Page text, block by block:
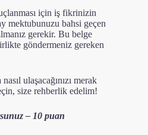
için iş fikrinizin
mektubunuzu bahsi geçen
gerekir. Bu belge
göndermeniz gereken
ulaşacağınızı merak
size rehberlik edelim!
– 10 puan